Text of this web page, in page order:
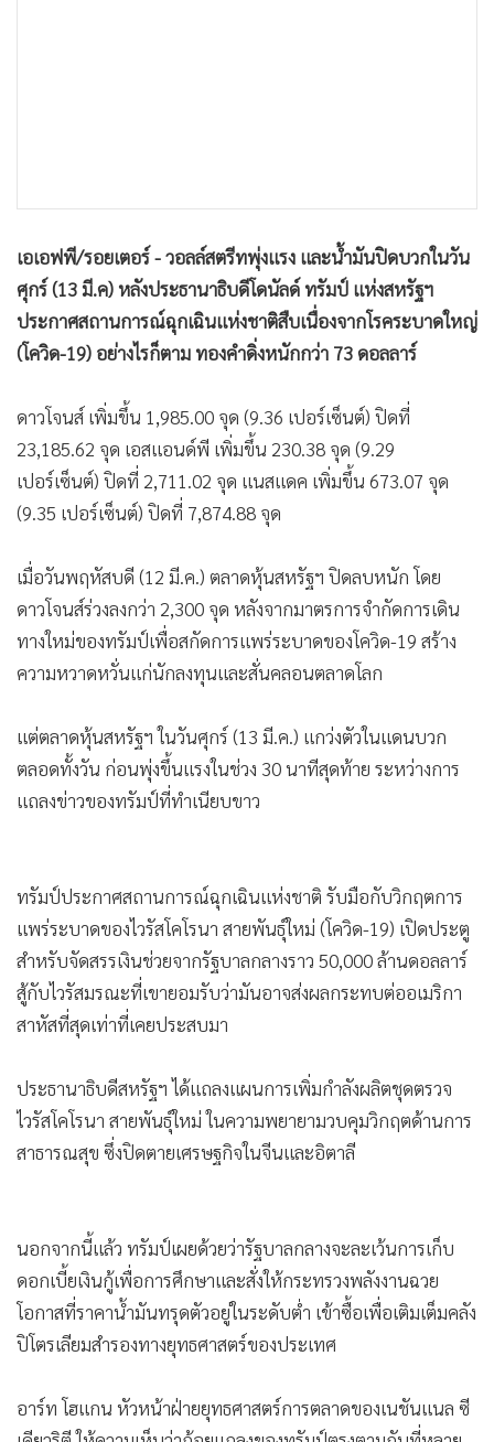
• ญี่ปุ่น
• News1
• Gotomanager
เอเอฟพี/รอยเตอร์ - วอลล์สตรีทพุ่งแรง และน้ำมันปิดบวกในวัน
ศุกร์ (13 มี.ค) หลังประธานาธิบดีโดนัลด์ ทรัมป์ แห่งสหรัฐฯ
ประกาศสถานการณ์ฉุกเฉินแห่งชาติสืบเนื่องจากโรคระบาดใหญ่
(โควิด-19) อย่างไรก็ตาม ทองคำดิ่งหนักกว่า 73 ดอลลาร์
ดาวโจนส์ เพิ่มขึ้น 1,985.00 จุด (9.36 เปอร์เซ็นต์) ปิดที่
23,185.62 จุด เอสแอนด์พี เพิ่มขึ้น 230.38 จุด (9.29
เปอร์เซ็นต์) ปิดที่ 2,711.02 จุด แนสแดค เพิ่มขึ้น 673.07 จุด
(9.35 เปอร์เซ็นต์) ปิดที่ 7,874.88 จุด
เมื่อวันพฤหัสบดี (12 มี.ค.) ตลาดหุ้นสหรัฐฯ ปิดลบหนัก โดย
ดาวโจนส์ร่วงลงกว่า 2,300 จุด หลังจากมาตรการจำกัดการเดิน
ทางใหม่ของทรัมป์เพื่อสกัดการแพร่ระบาดของโควิด-19 สร้าง
ความหวาดหวั่นแก่นักลงทุนและสั่นคลอนตลาดโลก
แต่ตลาดหุ้นสหรัฐฯ ในวันศุกร์ (13 มี.ค.) แกว่งตัวในแดนบวก
ตลอดทั้งวัน ก่อนพุ่งขึ้นแรงในช่วง 30 นาทีสุดท้าย ระหว่างการ
แถลงข่าวของทรัมป์ที่ทำเนียบขาว
ทรัมป์ประกาศสถานการณ์ฉุกเฉินแห่งชาติ รับมือกับวิกฤตการ
แพร่ระบาดของไวรัสโคโรนา สายพันธุ์ใหม่ (โควิด-19) เปิดประตู
สำหรับจัดสรรเงินช่วยจากรัฐบาลกลางราว 50,000 ล้านดอลลาร์
สู้กับไวรัสมรณะที่เขายอมรับว่ามันอาจส่งผลกระทบต่ออเมริกา
สาหัสที่สุดเท่าที่เคยประสบมา
ประธานาธิบดีสหรัฐฯ ได้แถลงแผนการเพิ่มกำลังผลิตชุดตรวจ
ไวรัสโคโรนา สายพันธุ์ใหม่ ในความพยายามวบคุมวิกฤตด้านการ
สาธารณสุข ซึ่งปิดตายเศรษฐกิจในจีนและอิตาลี
นอกจากนี้แล้ว ทรัมป์เผยด้วยว่ารัฐบาลกลางจะละเว้นการเก็บ
ดอกเบี้ยเงินกู้เพื่อการศึกษาและสั่งให้กระทรวงพลังงานฉวย
โอกาสที่ราคาน้ำมันทรุดตัวอยู่ในระดับต่ำ เข้าซื้อเพื่อเติมเต็มคลัง
ปิโตรเลียมสำรองทางยุทธศาสตร์ของประเทศ
อาร์ท โฮแกน หัวหน้าฝ่ายยุทธศาสตร์การตลาดของเนชันแนล ซี